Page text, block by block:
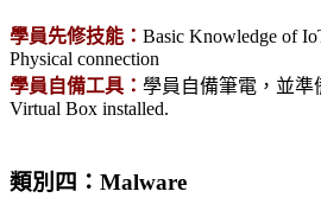
學員先修技能： Basic Knowledge of
Physical connection
學員自備工具： 學員自備筆電，並準
Virtual Box installed.
類別四：Malware